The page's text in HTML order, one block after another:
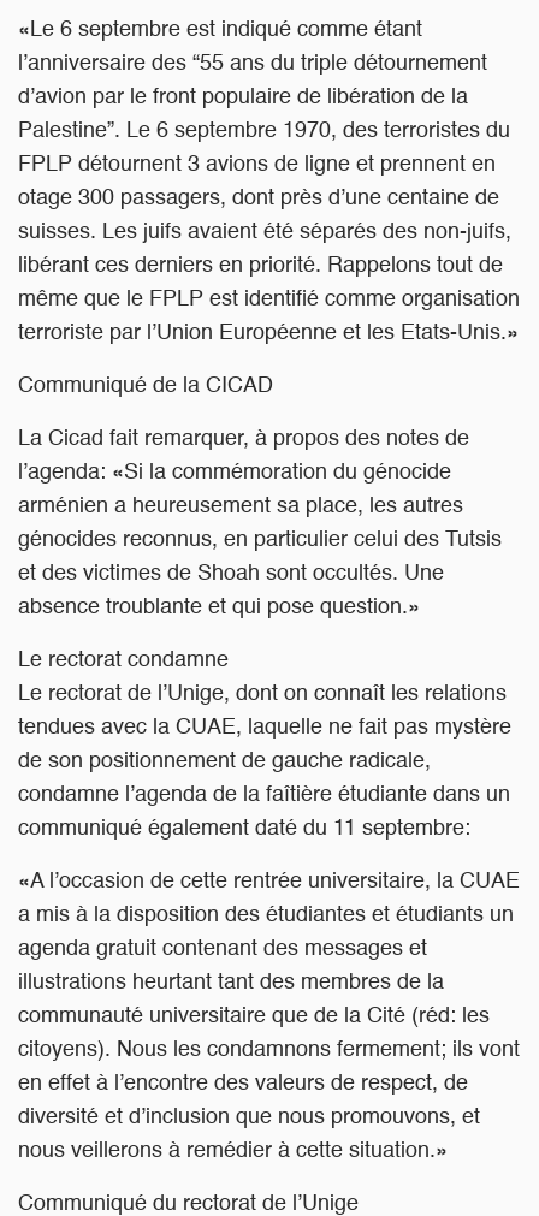
«Le 6 septembre est indiqué comme étant
l’anniversaire des “55 ans du triple détournement
d’avion par le front populaire de libération de la
Palestine”. Le 6 septembre 1970, des terroristes du
FPLP détournent 3 avions de ligne et prennent en
otage 300 passagers, dont près d’une centaine de
suisses. Les juifs avaient été séparés des non-juifs,
libérant ces derniers en priorité. Rappelons tout de
même que le FPLP est identifié comme organisation
terroriste par l’Union Européenne et les Etats-Unis.»
Communiqué de la CICAD
La Cicad fait remarquer, à propos des notes de
l’agenda: «Si la commémoration du génocide
arménien a heureusement sa place, les autres
génocides reconnus, en particulier celui des Tutsis
et des victimes de Shoah sont occultés. Une
absence troublante et qui pose question.»
Le rectorat condamne
Le rectorat de l’Unige, dont on connaît les relations
tendues avec la CUAE, laquelle ne fait pas mystère
de son positionnement de gauche radicale,
condamne l’agenda de la faîtière étudiante dans un
communiqué également daté du 11 septembre:
«A l’occasion de cette rentrée universitaire, la CUAE
a mis à la disposition des étudiantes et étudiants un
agenda gratuit contenant des messages et
illustrations heurtant tant des membres de la
communauté universitaire que de la Cité (réd: les
citoyens). Nous les condamnons fermement; ils vont
en effet à l’encontre des valeurs de respect, de
diversité et d’inclusion que nous promouvons, et
nous veillerons à remédier à cette situation.»
Communiqué du rectorat de l’Unige